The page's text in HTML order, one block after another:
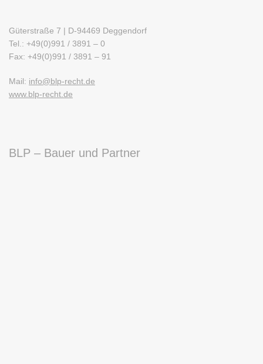
Güterstraße 7 | D-94469 Deggendorf
Tel.: +49(0)991 / 3891 – 0
Fax: +49(0)991 / 3891 – 91
Mail: info@blp-recht.de
www.blp-recht.de
BLP – Bauer und Partner